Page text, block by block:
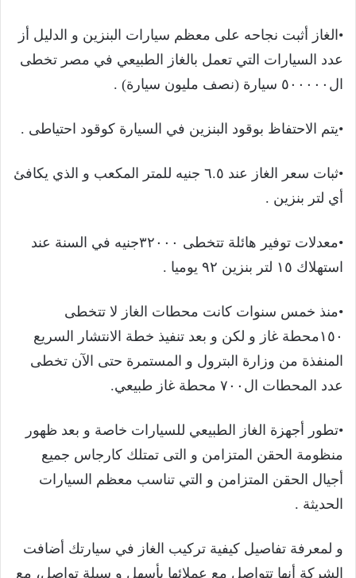
•الغاز أثبت نجاحه على معظم سيارات البنزين و الدليل أز
عدد السيارات التي تعمل بالغاز الطبيعي في مصر تخطى
ال٥٠٠٠٠٠ سيارة (نصف مليون سيارة) .
•يتم الاحتفاظ بوقود البنزين في السيارة كوقود احتياطى .
•ثبات سعر الغاز عند ٦.٥ جنيه للمتر المكعب و الذي يكافئ
أي لتر بنزين .
•معدلات توفير هائلة تتخطى ٣٢٠٠٠جنيه في السنة عند
استهلاك ١٥ لتر بنزين ٩٢ يوميا .
•منذ خمس سنوات كانت محطات الغاز لا تتخطى
١٥٠محطة غاز و لكن و بعد تنفيذ خطة الانتشار السريع
المنفذة من وزارة البترول و المستمرة حتى الآن تخطى
عدد المحطات ال٧٠٠ محطة غاز طبيعي.
•تطور أجهزة الغاز الطبيعي للسيارات خاصة و بعد ظهور
منظومة الحقن المتزامن و التى تمتلك كارجاس جميع
أجيال الحقن المتزامن و التي تناسب معظم السيارات
الحديثة .
و لمعرفة تفاصيل كيفية تركيب الغاز في سيارتك أضافت
الشركة أنها تتواصل مع عملائها بأسهل و سيلة تواصل، مع